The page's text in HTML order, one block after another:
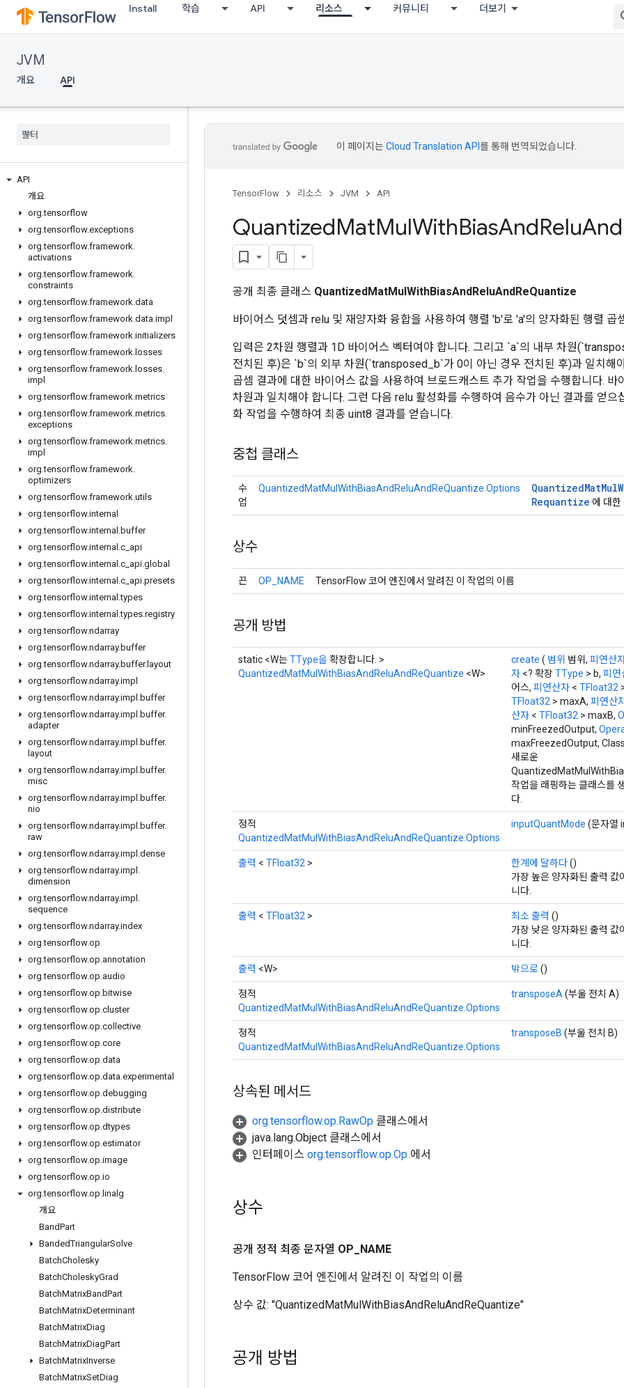
Install 학습 API 리소스 커뮤니티 더보기
JVM
개요 API
API
개요
org.tensorflow
org.tensorflow.exceptions
org.tensorflow.framework.
activations
org.tensorflow.framework.
constraints
org.tensorflow.framework.data
org.tensorflow.framework.data.impl
org.tensorflow.framework.initializers
org.tensorflow.framework. losses
org.tensorflow.framework. losses.
impl
org.tensorflow.framework.metrics
org.tensorflow.framework.metrics.
exceptions
org.tensorflow.framework.metrics.
impl
org.tensorflow.framework.
optimizers
org.tensorflow.framework.utils
org.tensorflow.internal
org.tensorflow.internal .buffer
org.tensorflow.internal .c api
org.tensorflow.internal .c api.global
org.tensorflow.internal .c api.presets
org.tensorflow.internal .types
org.tensorflow.internal .types.registry
org.tensorflow.ndarray
org.tensorflow.ndarray.buffer
org.tensorflow.ndarray.buffer. layout
org.tensorflow.ndarray.impl
org.tensorflow.ndarray.impl .buffer
org.tensorflow.ndarray.impl .buffer.
adapter
org.tensorflow.ndarray.impl .buffer.
layout
org.tensorflow.ndarray.impl .buffer.
misc
org.tensorflow.ndarray.impl .buffer.
nio
org.tensorflow.ndarray.impl .buffer.
raw
org.tensorflow.ndarray.impl .dense
org.tensorflow.ndarray.impl .
dimension
org.tensorflow.ndarray.impl .
sequence
org.tensorflow.ndarray.index
org.tensorflow.op
org.tensorflow.op.annotation
org.tensorflow.op.audio
org.tensorflow.op.bitwise
org.tensorflow.op.cluster
org.tensorflow.op.collective
org.tensorflow.op.core
org.tensorflow.op.data
org.tensorflow.op.data.experimental
org.tensorflow.op.debugging
org.tensorflow.op.distribute
org.tensorflow.op.dtypes
org.tensorflow.op.estimator
org.tensorflow.op.image
org.tensorflow.op.io
org.tensorflow.op. linalg
개요
BandPart
BandedTriangularSolve
BatchCholesky
BatchCholeskyGrad
BatchMatrixBandPart
BatchMatrixDeterminant
BatchMatrixDiag
BatchMatrixDiagPart
BatchMatrixInverse
BatchMatrixSetDiag
이 페이지는Cloud Translation API 를 통해 번역되었습니다.
TensorFlow 리소스 JVM API
QuantizedMatMulWithBiasAndReluAnd
공개 최종 클래스 QuantizedMatMulWithBiasAndReluAndReQuantize
바이어스 덧셈과 relu 및 재양자화 융합을 사용하여 행렬 'b'로 'a'의 양자화된 행렬 곱
입력은 2차원 행렬과 1D 바이어스 벡터여야 합니다. 그리고 `a`의 내부 차원
전치된 후)은 `b`의 외부 차원(`transposed_b`가 0이 아닌 경우 전치된 후)과 일치해
곱셈 결과에 대한 바이어스 값을 사용하여 브로드캐스트 추가 작업을 수행합니다. 바
차원과 일치해야 합니다. 그런 다음 relu 활성화를 수행하여 음수가 아닌 결과를 얻으
화 작업을 수행하여 최종 uint8 결과를 얻습니다.
중첩 클래스
수
업
QuantizedMatMulWithBiasAndReluAndReQuantize.Options QuantizedMatMul
Requantize 에 대한
상수
끈 OP_NAME TensorFlow 코어 엔진에서 알려진 이 작업의 이름
공개 방법
static <W는TType을확장합니다. >
QuantizedMatMulWithBiasAndReluAndReQuantize <W>
create ( 범위 범위, 피연산
자 <? 확장 TType > b, 피연
어스, 피연산자 < TFloat32
TFloat32 > maxA, 피연산
산자 < TFloat32 > maxB,
minFreezedOutput,
maxFreezedOutput,
새로운
작업을 래핑하는 클래스를
다.
정적
QuantizedMatMulWithBiasAndReluAndReQuantize.Options
inputQuantMode (문자열
출력 < TFloat32 > 한계에 달하다()
가장 높은 양자화된 출력 값
니다.
출력 < TFloat32 > 최소 출력 ()
가장 낮은 양자화된 출력 값
니다.
출력 <W> 밖으로()
정적
QuantizedMatMulWithBiasAndReluAndReQuantize.Options
transposeA (부울 전치 A)
정적
QuantizedMatMulWithBiasAndReluAndReQuantize.Options
transposeB (부울 전치 B)
상속된 메서드
org.tensorflow.op.RawOp 클래스에서
java.lang.Object 클래스에서
인터페이스 org.tensorflow.op.Op 에서
상수
공개 정적 최종 문자열 OP NAME
TensorFlow 코어 엔진에서 알려진 이 작업의 이름
상수 값: "QuantizedMatMulWithBiasAndReluAndReQuantize"
공개 방법